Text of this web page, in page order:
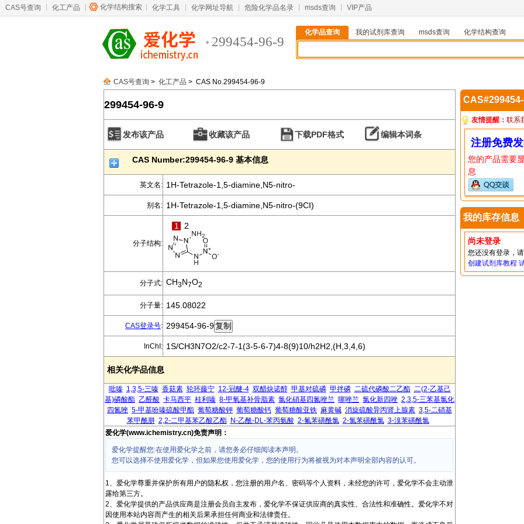
CAS号查询 化工产品 化学结构搜索 化学工具 化学网址导航 危险化学品名录 msds查询 VIP产品
299454-96-9
化学品查询 我的试剂库查询 msds查询
化学结构查询
CAS号查询 > 化工产品 > CAS No.299454-96-9
299454-96-9
发布该产品 收藏该产品 下载PDF格式 编辑本词条
CAS Number:299454-96-9 基本信息
英文名: 1H-Tetrazole-1,5-diamine,N5-nitro-
别名: 1H-Tetrazole-1,5-diamine,N5-nitro-(9CI)
分子结构:
1 2
分子式: CH3N7O2
分子量: 145.08022
CAS登录号: 299454-96-9
InChI: 1S/CH3N7O2/c2-7-1(3-5-6-7)4-8(9)10/h2H2,(H,3,4,6)
相关化学品信息
吡嗪 1,3,5-三嗪 香菇素 轮环藤宁 12-冠醚-4 双醋炔诺醇 甲基对硫磷 甲拌磷 二硫代磷酸二乙酯 二(2-乙基己
基)磷酸酯 乙醛酸 卡马西平 桂利嗪 8-甲氧基补骨脂素 氯化硝基四氮唑兰 噻唑兰 氯化新四唑 2,3,5-三苯基氯化
四氮唑 5-甲基吩嗪硫酸甲酯 葡萄糖酸钾 葡萄糖酸钙 葡萄糖酸亚铁 麻黄碱 消旋硫酸异丙肾上腺素 3,5-二硝基
苯甲酰肼 2,2-二甲基苯乙酸乙酯 N-乙酰-DL-苯丙氨酸 2-氟苯磺酰氯 2-氯苯磺酰氯 3-溴苯磺酰氯
爱化学(www.ichemistry.cn)免责声明：
爱化学提醒您:在使用爱化学之前，请您务必仔细阅读本声明。
您可以选择不使用爱化学，但如果您使用爱化学，您的使用行为将被视为对本声明全部内容的认可。
1、爱化学尊重并保护所有用户的隐私权，您注册的用户名、密码等个人资料，未经您的许可，爱化学不会主动泄
露给第三方。
2、爱化学提供的产品供应商是注册会员自主发布，爱化学不保证供应商的真实性、合法性和准确性。爱化学不对
因使用本站内容而产生的相关后果承担任何商业和法律责任。
友情提醒： 联系
注册免费
您的产品需要
息
我的库存信息
尚未登录
您还没有登录，
创建试剂库教程